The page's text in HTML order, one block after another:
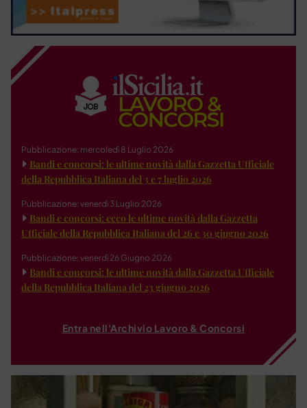
Pubblicazione: mercoledì 8 Luglio 2026
Bandi e concorsi: le ultime novità dalla Gazzetta Ufficiale
della Repubblica Italiana del 3 e 7 luglio 2026
Pubblicazione: venerdì 3 Luglio 2026
Bandi e concorsi: ecco le ultime novità dalla Gazzetta
Ufficiale della Repubblica Italiana del 26 e 30 giugno 2026
Pubblicazione: venerdì 26 Giugno 2026
Bandi e concorsi: le ultime novità dalla Gazzetta Ufficiale
della Repubblica Italiana del 23 giugno 2026
Entra nell'Archivio Lavoro & Concorsi